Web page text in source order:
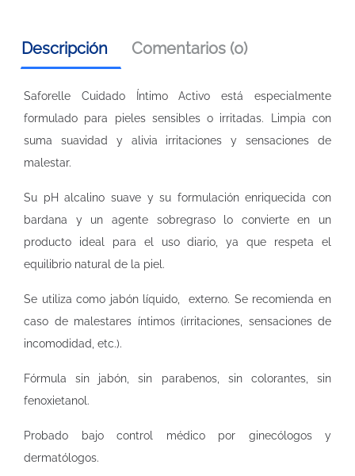
Descripción Comentarios (0)
Saforelle Cuidado Íntimo Activo está especialmente
formulado para pieles sensibles o irritadas. Limpia con
suma suavidad y alivia irritaciones y sensaciones de
malestar.
Su pH alcalino suave y su formulación enriquecida con
bardana y un agente sobregraso lo convierte en un
producto ideal para el uso diario, ya que respeta el
equilibrio natural de la piel.
Se utiliza como jabón líquido, externo. Se recomienda en
caso de malestares íntimos (irritaciones, sensaciones de
incomodidad, etc.).
Fórmula sin jabón, sin parabenos, sin colorantes, sin
fenoxietanol.
Probado bajo control médico por ginecólogos y
dermatólogos.